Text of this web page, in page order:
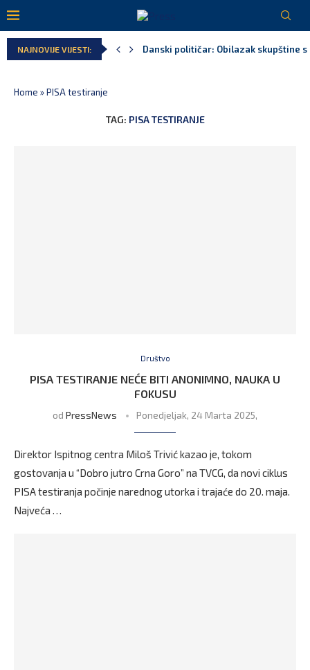
NAJNOVIJE VIJESTI: Danski političar: Obilazak skupštine
Home »PISA testiranje
TAG: PISA TESTIRANJE
Društvo
PISA TESTIRANJE NEĆE BITI ANONIMNO, NAUKA U
FOKUSU
od PressNews Ponedjeljak, 24 Marta 2025,
Direktor Ispitnog centra Miloš Trivić kazao je, tokom
gostovanja u “Dobro jutro Crna Goro” na TVCG, da novi ciklus
PISA testiranja počinje narednog utorka i trajaće do 20. maja.
Najveća …